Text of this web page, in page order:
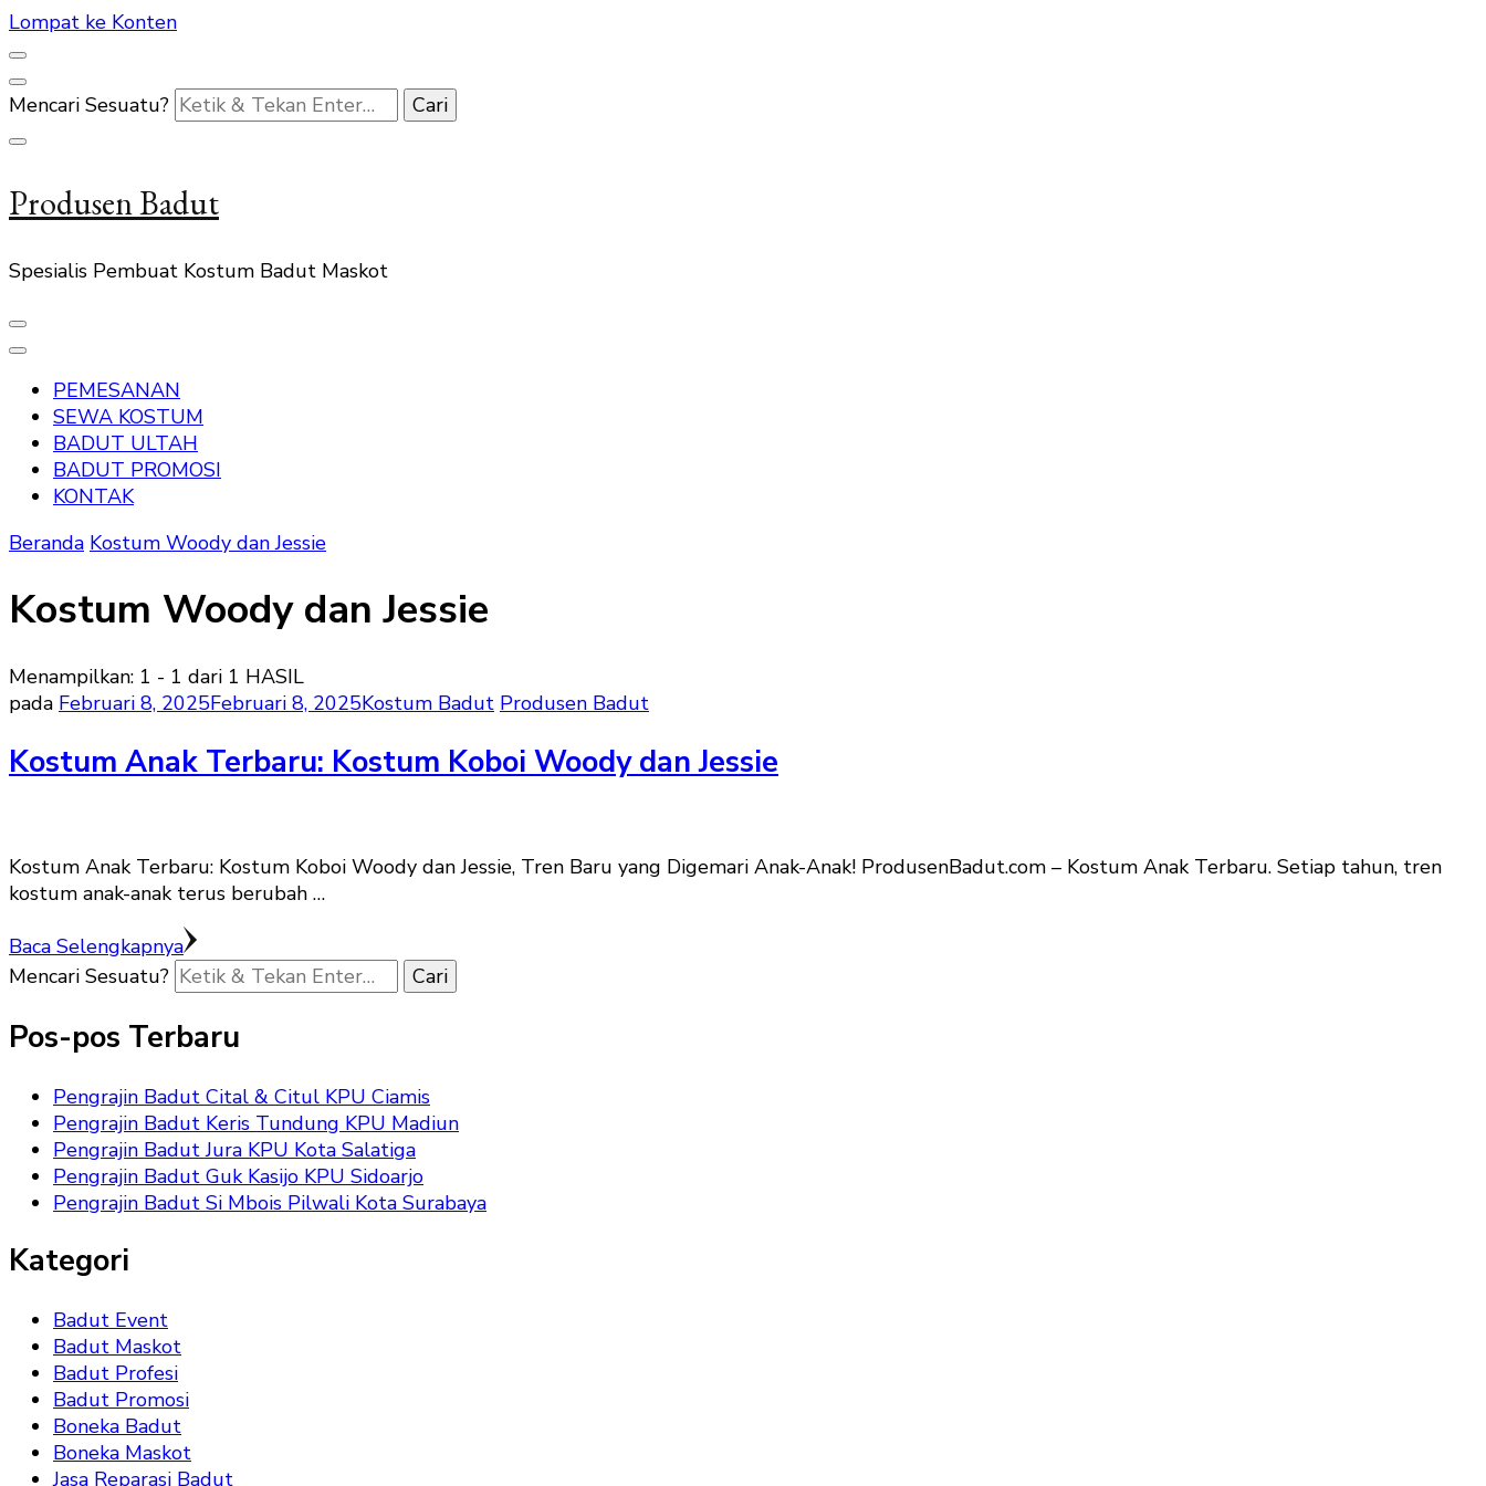
Lompat ke Konten
Mencari Sesuatu?
Produsen Badut
Spesialis Pembuat Kostum Badut Maskot
PEMESANAN
SEWA KOSTUM
BADUT ULTAH
BADUT PROMOSI
KONTAK
Beranda Kostum Woody dan Jessie
Kostum Woody dan Jessie
Menampilkan: 1 - 1 dari 1 HASIL
pada Februari 8, 2025Februari 8, 2025Kostum Badut Produsen Badut
Kostum Anak Terbaru: Kostum Koboi Woody dan Jessie
Kostum Anak Terbaru: Kostum Koboi Woody dan Jessie, Tren Baru yang Digemari Anak-Anak! ProdusenBadut.com – Kostum Anak Terbaru. Setiap tahun, tren
kostum anak-anak terus berubah …
Baca Selengkapnya
Mencari Sesuatu?
Pos-pos Terbaru
Pengrajin Badut Cital & Citul KPU Ciamis
Pengrajin Badut Keris Tundung KPU Madiun
Pengrajin Badut Jura KPU Kota Salatiga
Pengrajin Badut Guk Kasijo KPU Sidoarjo
Pengrajin Badut Si Mbois Pilwali Kota Surabaya
Kategori
Badut Event
Badut Maskot
Badut Profesi
Badut Promosi
Boneka Badut
Boneka Maskot
Jasa Reparasi Badut